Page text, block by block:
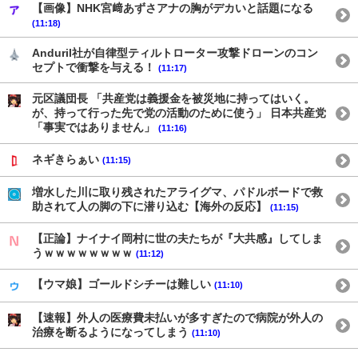
【画像】NHK宮﨑あずさアナの胸がデカいと話題になる
(11:18)
Anduril社が自律型ティルトローター攻撃ドローンのコン
セプトで衝撃を与える！
(11:17)
元区議団長 「共産党は義援金を被災地に持ってはいく。
が、持って行った先で党の活動のために使う」 日本共産党
「事実ではありません」
(11:16)
ネギきらぁい (11:15)
増水した川に取り残されたアライグマ、パドルボードで救
助されて人の脚の下に潜り込む【海外の反応】
(11:15)
【正論】ナイナイ岡村に世の夫たちが『大共感』してしま
うｗｗｗｗｗｗｗｗ (11:12)
【ウマ娘】ゴールドシチーは難しい (11:10)
【速報】外人の医療費未払いが多すぎたので病院が外人の
治療を断るようになってしまう (11:10)